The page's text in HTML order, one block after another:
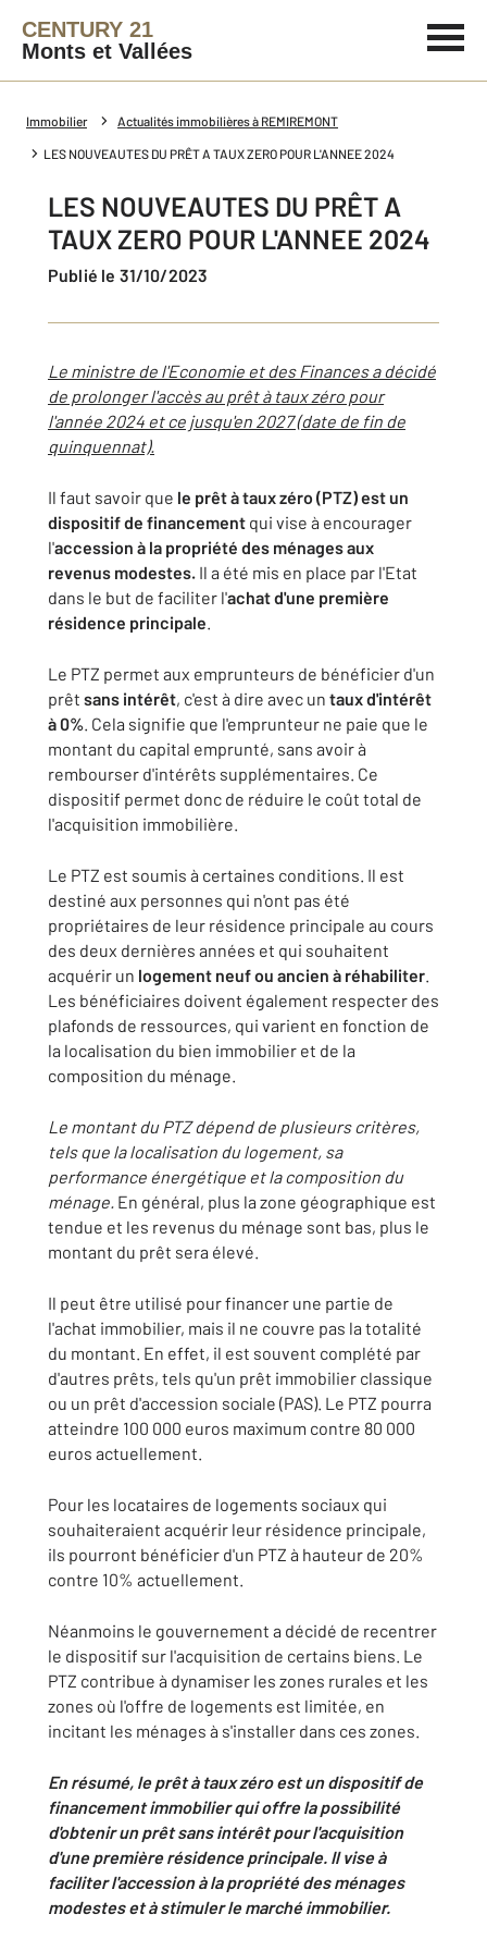
CENTURY 21
Monts et Vallées
Immobilier Actualités immobilières à REMIREMONT
LES NOUVEAUTES DU PRÊT A TAUX ZERO POUR L'ANNEE 2024
LES NOUVEAUTES DU PRÊT A
TAUX ZERO POUR L'ANNEE 2024
Publié le 31/10/2023
Le ministre de l'Economie et des Finances a décidé
de prolonger l'accès au prêt à taux zéro pour
l'année 2024 et ce jusqu'en 2027 (date de fin de
quinquennat).
Il faut savoir que le prêt à taux zéro (PTZ) est un
dispositif de financement qui vise à encourager
l'accession à la propriété des ménages aux
revenus modestes. Il a été mis en place par l'Etat
dans le but de faciliter l'achat d'une première
résidence principale.
Le PTZ permet aux emprunteurs de bénéficier d'un
prêt sans intérêt, c'est à dire avec un taux d'intérêt
à 0%. Cela signifie que l'emprunteur ne paie que le
montant du capital emprunté, sans avoir à
rembourser d'intérêts supplémentaires. Ce
dispositif permet donc de réduire le coût total de
l'acquisition immobilière.
Le PTZ est soumis à certaines conditions. Il est
destiné aux personnes qui n'ont pas été
propriétaires de leur résidence principale au cours
des deux dernières années et qui souhaitent
acquérir un logement neuf ou ancien à réhabiliter.
Les bénéficiaires doivent également respecter des
plafonds de ressources, qui varient en fonction de
la localisation du bien immobilier et de la
composition du ménage.
Le montant du PTZ dépend de plusieurs critères,
tels que la localisation du logement, sa
performance énergétique et la composition du
ménage. En général, plus la zone géographique est
tendue et les revenus du ménage sont bas, plus le
montant du prêt sera élevé.
Il peut être utilisé pour financer une partie de
l'achat immobilier, mais il ne couvre pas la totalité
du montant. En effet, il est souvent complété par
d'autres prêts, tels qu'un prêt immobilier classique
ou un prêt d'accession sociale (PAS). Le PTZ pourra
atteindre 100 000 euros maximum contre 80 000
euros actuellement.
Pour les locataires de logements sociaux qui
souhaiteraient acquérir leur résidence principale,
ils pourront bénéficier d'un PTZ à hauteur de 20%
contre 10% actuellement.
Néanmoins le gouvernement a décidé de recentrer
le dispositif sur l'acquisition de certains biens. Le
PTZ contribue à dynamiser les zones rurales et les
zones où l'offre de logements est limitée, en
incitant les ménages à s'installer dans ces zones.
En résumé, le prêt à taux zéro est un dispositif de
financement immobilier qui offre la possibilité
d'obtenir un prêt sans intérêt pour l'acquisition
d'une première résidence principale. Il vise à
faciliter l'accession à la propriété des ménages
modestes et à stimuler le marché immobilier.